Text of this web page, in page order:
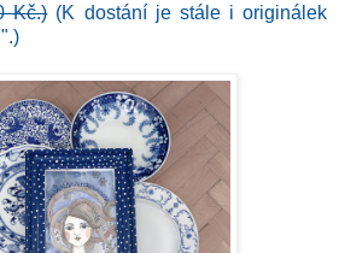
Kč.)(K dostání je stále i originálek